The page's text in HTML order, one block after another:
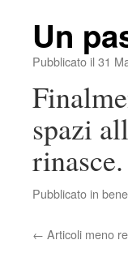
Un
Pubblicato il 31
spazi
rinasce.
Pubblicato in
← Articoli meno